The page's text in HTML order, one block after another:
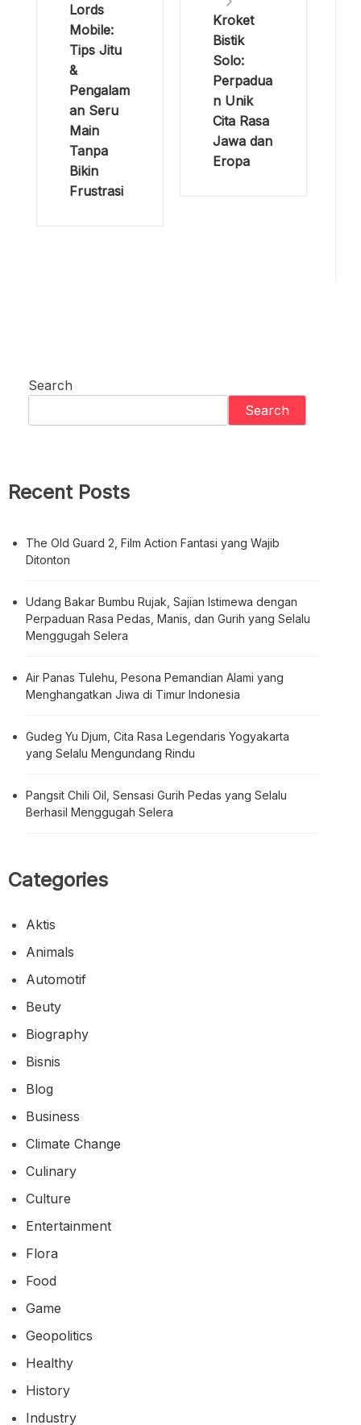
Lords
Mobile:
Tips Jitu
&
Pengalam
an Seru
Main
Tanpa
Bikin
Frustrasi
Kroket
Bistik
Solo:
Perpadua
n Unik
Cita Rasa
Jawa dan
Eropa
Search
Search
Recent Posts
The Old Guard 2, Film Action Fantasi yang Wajib
Ditonton
Udang Bakar Bumbu Rujak, Sajian Istimewa dengan
Perpaduan Rasa Pedas, Manis, dan Gurih yang Selalu
Menggugah Selera
Air Panas Tulehu, Pesona Pemandian Alami yang
Menghangatkan Jiwa di Timur Indonesia
Gudeg Yu Djum, Cita Rasa Legendaris Yogyakarta
yang Selalu Mengundang Rindu
Pangsit Chili Oil, Sensasi Gurih Pedas yang Selalu
Berhasil Menggugah Selera
Categories
Aktis
Animals
Automotif
Beuty
Biography
Bisnis
Blog
Business
Climate Change
Culinary
Culture
Entertainment
Flora
Food
Game
Geopolitics
Healthy
History
Industry